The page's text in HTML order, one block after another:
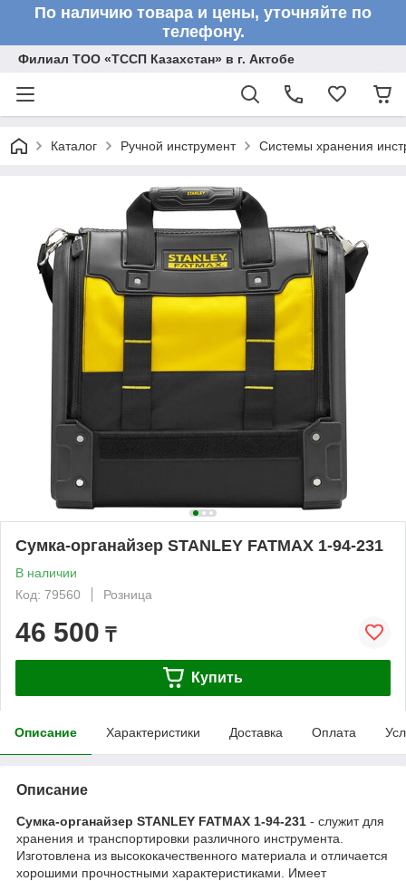
По наличию товара и цены, уточняйте по
телефону.
Филиал ТОО «ТССП Казахстан» в г. Актобе
Каталог Ручной инструмент Системы хранения
Сумка-органайзер STANLEY FATMAX 1-94-231
В наличии
Код: 79560
Розница
46 500 ₸
Купить
Описание Характеристики Доставка Оплата
Описание
Сумка-органайзер STANLEY FATMAX 1-94-231 - служит для
хранения и транспортировки различного инструмента.
Изготовлена из высококачественного материала и отличается
хорошими прочностными характеристиками. Имеет